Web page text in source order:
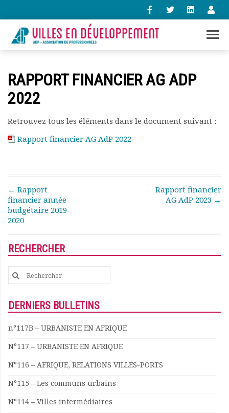
contact@villes-developpement.org
L’association
Qui sommes-nous ?
Vie de l’association
Calendrier des activités
Assemblées générales
Comptes rendus mensuels
Rapports financiers
Le bulletin
Présentation du bulletin
Bulletins Villes en
développement
Ressources
Nos actions
Podcast-AdP
Dîners débats
Journées d’études
RAPPORT FINANCIER AG ADP
2022
Retrouvez tous les éléments dans le document suivant :
Rapport financier AG AdP 2022
Post navigation
← Rapport
financier année
budgétaire 2019-
2020
Rapport financier
AG AdP 2023 →
RECHERCHER
Search
for:
DERNIERS BULLETINS
n°117B – URBANISTE EN AFRIQUE
N°117 – URBANISTE EN AFRIQUE
N°116 – AFRIQUE, RELATIONS VILLES-PORTS
N°115 – Les communs urbains
N°114 – Villes intermédiaires